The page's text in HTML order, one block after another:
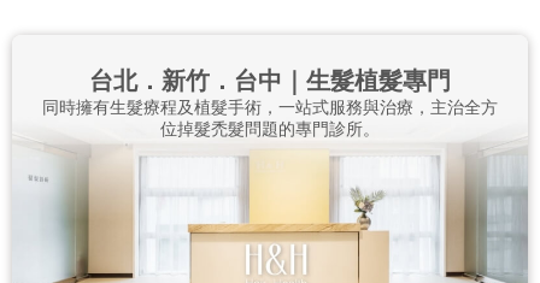
台北．新竹．台中｜生髮植髮專門
同時擁有生髮療程及植髮手術，一站式服務與治療，主治全方
位掉髮禿髮問題的專門診所。